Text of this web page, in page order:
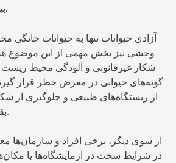
بیشتری پیدا کرده است.
آزادی حیوانات تنها به حیوانات خانگی
وحشی نیز بخش مهمی از این موضوع
شکار غیرقانونی و آلودگی محیط
گونه‌های حیوانی در معرض خطر قرار
از زیستگاه‌های طبیعی و جلوگیری از
بقای حیوانات کمک کنند.
از سوی دیگر، برخی افراد و سازمان‌ها
در شرایط سخت در آزمایشگاه‌ها یا